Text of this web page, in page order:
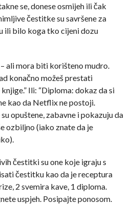
se, donese osmijeh ili čak
čestitke su savršene za
ili bilo koga tko cijeni dozu
ali mora biti korišteno mudro.
konačno možeš prestati
Ili: “Diploma: dokaz da si
kao da Netflix ne postoji.
opuštene, zabavne i pokazuju da
ozbiljno (iako znate da je
čestitki su one koje igraju s
čestitku kao da je receptura
2 svemira kave, 1 diploma.
uspjeh. Posipajte ponosom.